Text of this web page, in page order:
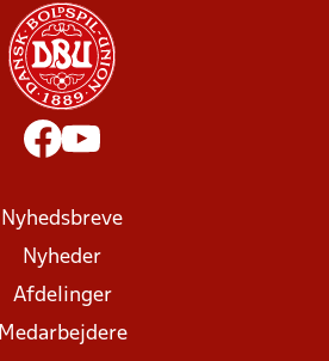
Nyhedsbreve
Nyheder
Afdelinger
Medarbejdere